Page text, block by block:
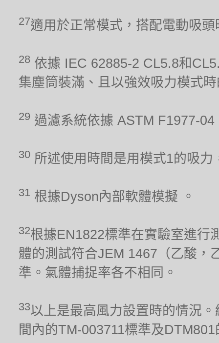
27適用於正常模式，搭配電動吸
28 依據 IEC 62885-2 CL5.8和
集塵筒裝滿、且以強效吸力模式
29 過濾系統依據 ASTM F1977-
30 所述使用時間是用模式1的吸
31 根據Dyson內部軟體模擬 。
32根據EN1822標準在實驗室進行
體的測試符合JEM 1467（乙酸，
準。氣體捕捉率各不相同。
33以上是最高風力設置時的情況
間內的TM-003711標準及